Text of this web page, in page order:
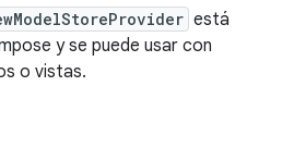
está
y se puede usar con
o vistas.